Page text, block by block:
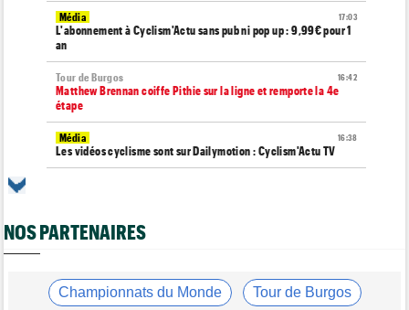
17:03
Média
L'abonnement à Cyclism'Actu sans pub ni pop up : 9,99€ pour 1
an
16:42
Tour de Burgos
Matthew Brennan coiffe Pithie sur la ligne et remporte la 4e
étape
16:38
Média
Les vidéos cyclisme sont sur Dailymotion : Cyclism'Actu TV
Tour de France Femmes
La startlist complète du Tour Femmes... déjà 16 abandons
La sélection française pour les Championnats du monde !
NOS PARTENAIRES
Championnats du Monde Tour de Burgos